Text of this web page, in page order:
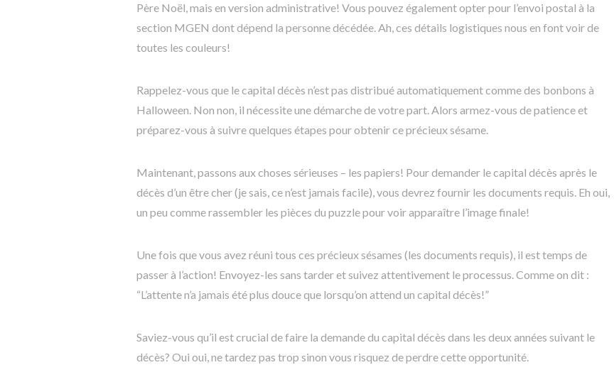
Père Noël, mais en version administrative! Vous pouvez également opter pour l’envoi postal à la
section MGEN dont dépend la personne décédée. Ah, ces détails logistiques nous en font voir de
toutes les couleurs!
Rappelez-vous que le capital décès n’est pas distribué automatiquement comme des bonbons à
Halloween. Non non, il nécessite une démarche de votre part. Alors armez-vous de patience et
préparez-vous à suivre quelques étapes pour obtenir ce précieux sésame.
Maintenant, passons aux choses sérieuses – les papiers! Pour demander le capital décès après le
décès d’un être cher (je sais, ce n’est jamais facile), vous devrez fournir les documents requis. Eh oui,
un peu comme rassembler les pièces du puzzle pour voir apparaître l’image finale!
Une fois que vous avez réuni tous ces précieux sésames (les documents requis), il est temps de
passer à l’action! Envoyez-les sans tarder et suivez attentivement le processus. Comme on dit :
“L’attente n’a jamais été plus douce que lorsqu’on attend un capital décès!”
Saviez-vous qu’il est crucial de faire la demande du capital décès dans les deux années suivant le
décès? Oui oui, ne tardez pas trop sinon vous risquez de perdre cette opportunité.